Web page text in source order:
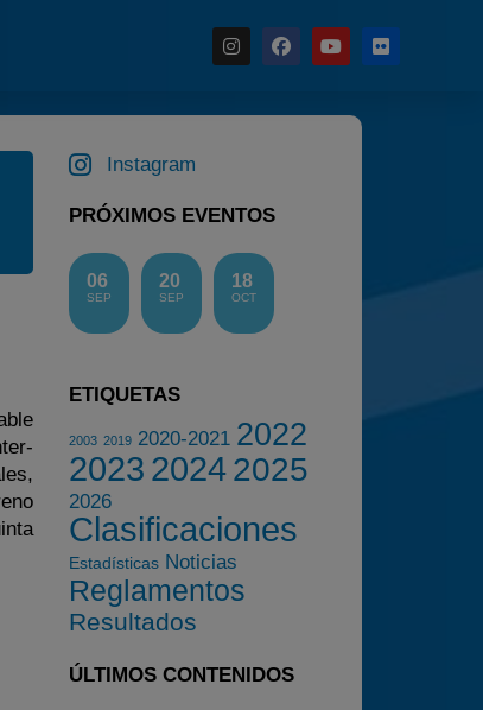
Calendario
Campeonato
Preguntas Frecuentes
Instagram
PRÓXIMOS EVENTOS
06
SEP
20
SEP
18
OCT
ETIQUETAS
2003 2019 2020-2021 2022
2023 20242025
2026
Clasificaciones
Estadísticas Noticias
Reglamentos
Resultados
ÚLTIMOS CONTENIDOS